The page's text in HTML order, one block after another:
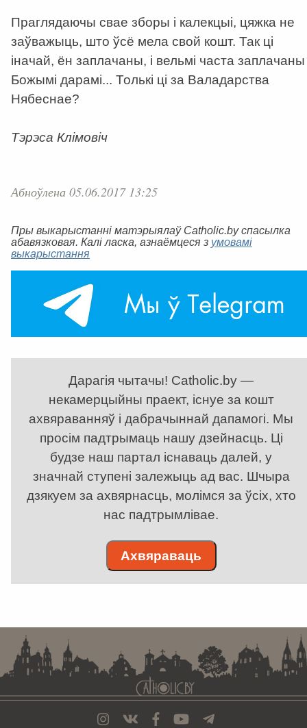
Праглядаючы свае зборы і калекцыі, цяжка не
заўважыць, што ўсё мела свой кошт. Так ці
іначай, ён заплачаны, і вельмі часта заплачаны
Божымі дарамі... Толькі ці за Валадарства
Нябеснае?
Тэрэса Клімовіч
Абноўлена 05.06.2017 13:25
Пры выкарыстанні матэрыялаў Catholic.by спасылка
абавязковая. Калі ласка, азнаёмцеся з умовамі
выкарыстання
Дарагія чытачы! Catholic.by —
некамерцыйны праект, існуе за кошт
ахвяраванняў і дабрачыннай дапамогі. Мы
просім падтрымаць нашу дзейнасць. Ці
будзе наш партал існаваць далей, у
значнай ступені залежыць ад вас. Шчыра
дзякуем за ахвярнасць, молімся за ўсіх, хто
нас падтрымлівае.
Ахвяраваць